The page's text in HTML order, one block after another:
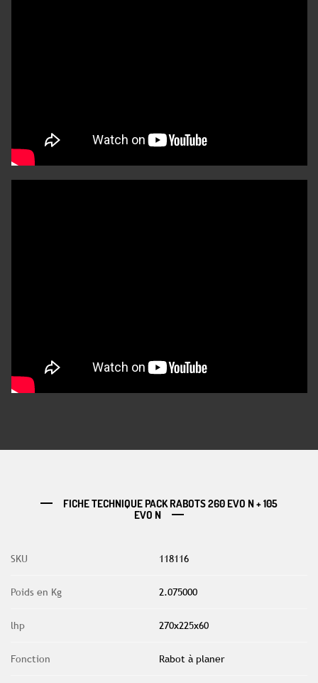
FICHE TECHNIQUE PACK RABOTS 260 EVO N + 105
EVO N
SKU 118116
Poids en Kg 2.075000
lhp 270x225x60
Fonction Rabot à planer